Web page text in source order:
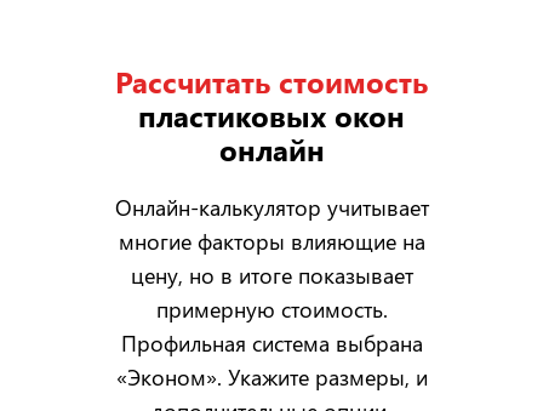
Рассчитать стоимость
пластиковых окон
онлайн
Онлайн-калькулятор учитывает
многие факторы влияющие на
цену, но в итоге показывает
примерную стоимость.
Профильная система выбрана
«Эконом». Укажите размеры, и